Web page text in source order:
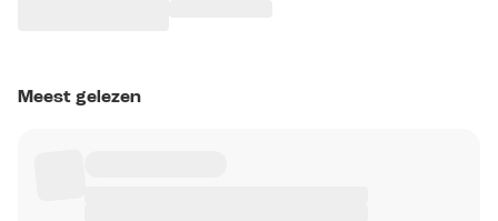
Meest gelezen